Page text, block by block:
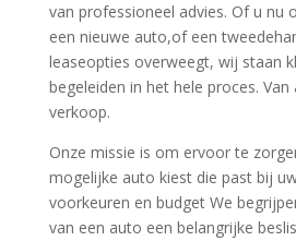
van professioneel advies. Of u nu
een nieuwe auto,of een
leaseopties overweegt, wij staan
begeleiden in het hele proces. Van
verkoop.
Onze missie is om ervoor te
mogelijke auto kiest die past bij
voorkeuren en budget We
van een auto een belangrijke